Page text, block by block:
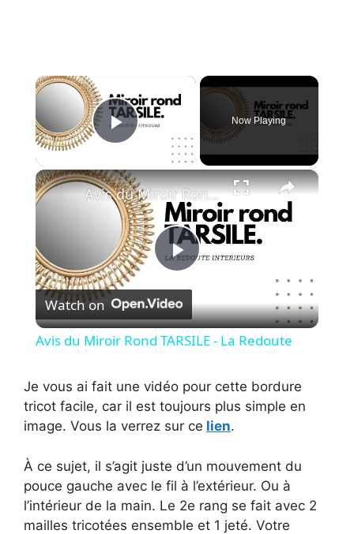
×
Play Video
Now Playing
×
P
l
y
V
i
Avis du Miroir Rond TARSILE - La Redoute
Watch on
Avis du Miroir Rond TARSILE - La Redoute
Je vous ai fait une vidéo pour cette bordure
tricot facile, car il est toujours plus simple en
image. Vous la verrez sur ce lien.
À ce sujet, il s’agit juste d’un mouvement du
pouce gauche avec le fil à l’extérieur. Ou à
l’intérieur de la main. Le 2e rang se fait avec 2
mailles tricotées ensemble et 1 jeté. Votre